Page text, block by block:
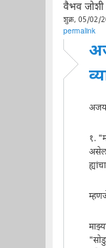
वैभव जोशी
शुक्र, 05/02/
permalink
१.
असेल